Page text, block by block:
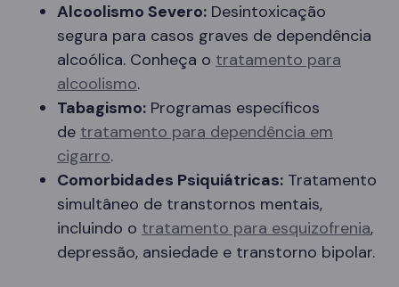
Alcoolismo Severo: Desintoxicação
segura para casos graves de dependência
alcoólica. Conheça o tratamento para
alcoolismo.
Tabagismo: Programas específicos
de tratamento para dependência em
cigarro.
Comorbidades Psiquiátricas: Tratamento
simultâneo de transtornos mentais,
incluindo o tratamento para esquizofrenia,
depressão, ansiedade e transtorno bipolar.